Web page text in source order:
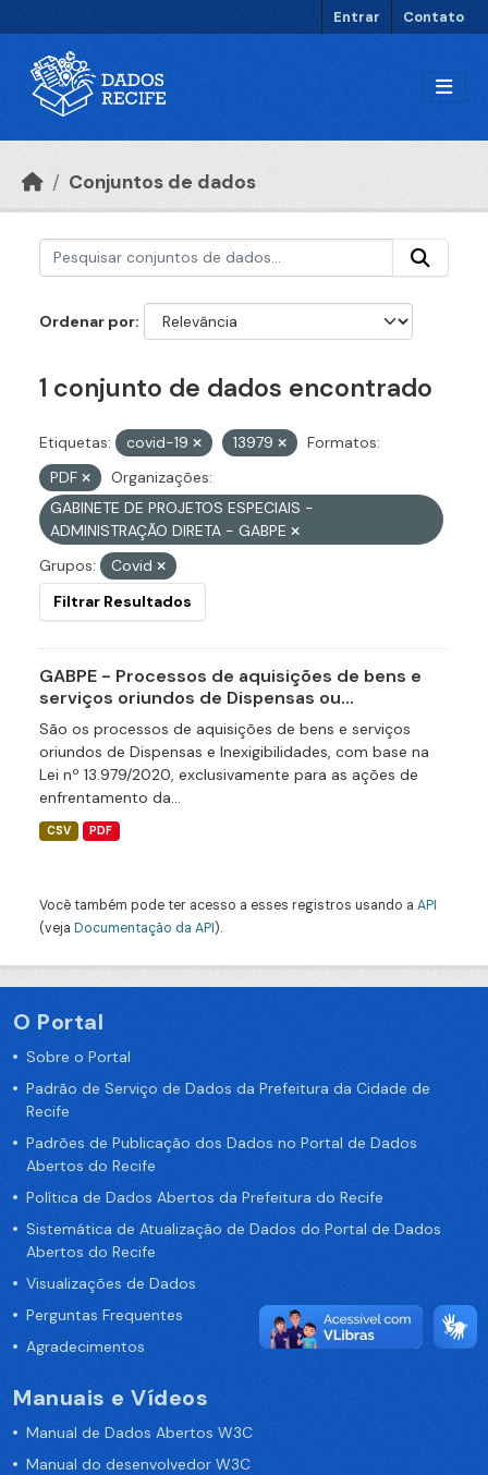
Entrar Contato
Conjuntos de dados
Ordenar por
1 conjunto de dados encontrado
Etiquetas: covid-19 13979
Formatos:
PDF
Organizações:
GABINETE DE PROJETOS ESPECIAIS -
ADMINISTRAÇÃO DIRETA - GABPE
Grupos:
Covid
Filtrar Resultados
GABPE - Processos de aquisições de bens e
serviços oriundos de Dispensas ou...
São os processos de aquisições de bens e serviços
oriundos de Dispensas e Inexigibilidades, com base na
Lei nº 13.979/2020, exclusivamente para as ações de
enfrentamento da...
CSV PDF
Você também pode ter acesso a esses registros usando a API
(veja Documentação da API).
O Portal
Sobre o Portal
Padrão de Serviço de Dados da Prefeitura da Cidade de
Recife
Padrões de Publicação dos Dados no Portal de Dados
Abertos do Recife
Política de Dados Abertos da Prefeitura do Recife
Sistemática de Atualização de Dados do Portal de Dados
Abertos do Recife
Visualizações de Dados
Perguntas Frequentes
Agradecimentos
Manuais e Vídeos
Manual de Dados Abertos W3C
Manual do desenvolvedor W3C